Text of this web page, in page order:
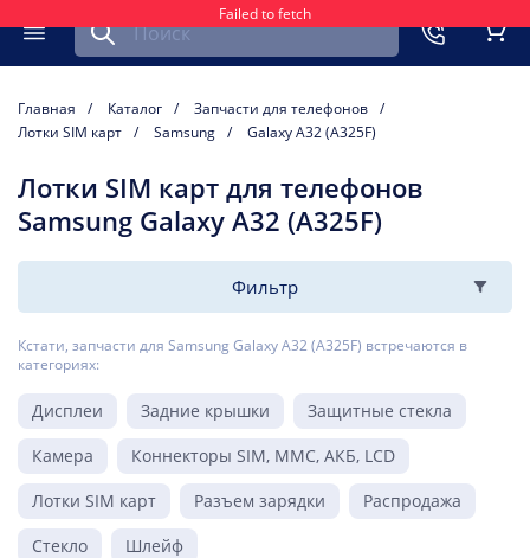
Failed to fetch
Меню
Найти запчасть для мобильного устройства
Главная Каталог
Запчасти для телефонов
Лотки SIM карт
Samsung Galaxy A32 (A325F)
Лотки SIM карт для телефонов
Samsung Galaxy A32 (A325F)
Фильтр
Кстати, запчасти для Samsung Galaxy A32 (A325F) встречаются в
категориях:
Дисплеи Задние крышки
Защитные стекла
Камера
Коннекторы SIM, MMC, АКБ, LCD
Лотки SIM карт
Разъем зарядки
Распродажа
Стекло
Шлейф